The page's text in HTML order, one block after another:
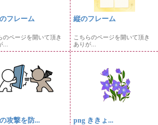
フレーム
のページを開いて頂き
...
縦のフレーム
こちらのページを開いて頂き
ありが...
攻撃を防... png ききょ...